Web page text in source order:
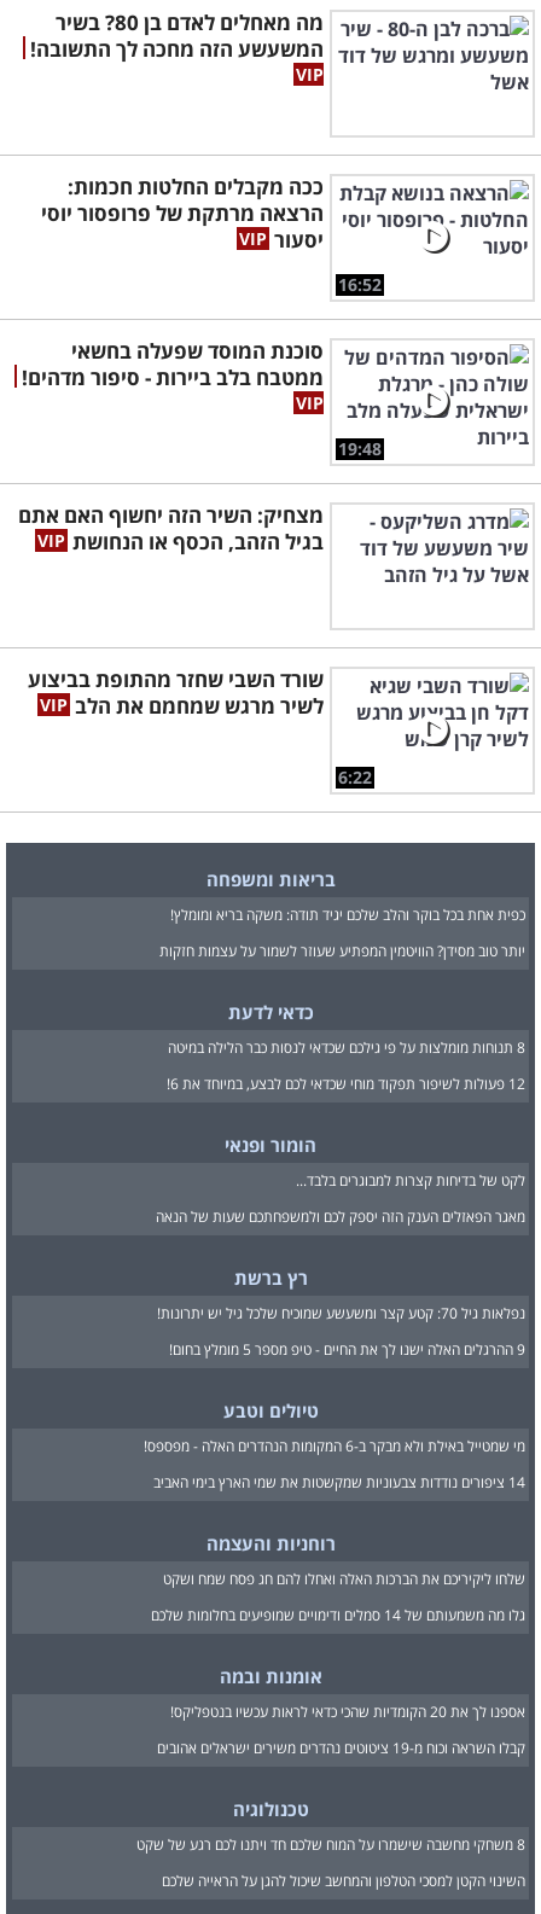
מה מאחלים לאדם בן 80? בשיר
המשעשע הזה מחכה לך התשובה!
16:52
ככה מקבלים החלטות חכמות:
הרצאה מרתקת של פרופסור יוסי
יסעור
19:48
סוכנת המוסד שפעלה בחשאי
ממטבח בלב ביירות - סיפור מדהים!
מצחיק: השיר הזה יחשוף האם אתם
בגיל הזהב, הכסף או הנחושת
6:22
שורד השבי שחזר מהתופת בביצוע
לשיר מרגש שמחמם את הלב
בריאות ומשפחה
כפית אחת בכל בוקר והלב שלכם יגיד תודה: משקה בריא ומומלץ!
יותר טוב מסידן? הוויטמין המפתיע שעוזר לשמור על עצמות חזקות
כדאי לדעת
8 תנוחות מומלצות על פי גילכם שכדאי לנסות כבר הלילה במיטה
12 פעולות לשיפור תפקוד מוחי שכדאי לכם לבצע, במיוחד את 6!
הומור ופנאי
לקט של בדיחות קצרות למבוגרים בלבד...
מאגר הפאזלים הענק הזה יספק לכם ולמשפחתכם שעות של הנאה
רץ ברשת
נפלאות גיל 70: קטע קצר ומשעשע שמוכיח שלכל גיל יש יתרונות!
9 ההרגלים האלה ישנו לך את החיים - טיפ מספר 5 מומלץ בחום!
טיולים וטבע
מי שמטייל באילת ולא מבקר ב-6 המקומות הנהדרים האלה - מפספס!
14 ציפורים נודדות צבעוניות שמקשטות את שמי הארץ בימי האביב
רוחניות והעצמה
שלחו ליקיריכם את הברכות האלה ואחלו להם חג פסח שמח ושקט
גלו מה משמעותם של 14 סמלים ודימויים שמופיעים בחלומות שלכם
אומנות ובמה
אספנו לך את 20 הקומדיות שהכי כדאי לראות עכשיו בנטפליקס!
קבלו השראה וכוח מ-19 ציטוטים נהדרים משירים ישראלים אהובים
טכנולוגיה
8 משחקי מחשבה שישמרו על המוח שלכם חד ויתנו לכם רגע של שקט
השינוי הקטן למסכי הטלפון והמחשב שיכול להגן על הראייה שלכם